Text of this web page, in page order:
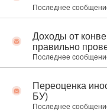
Последнее
Доходы от
правильно
Последнее
Переоценка
БУ)
Последнее